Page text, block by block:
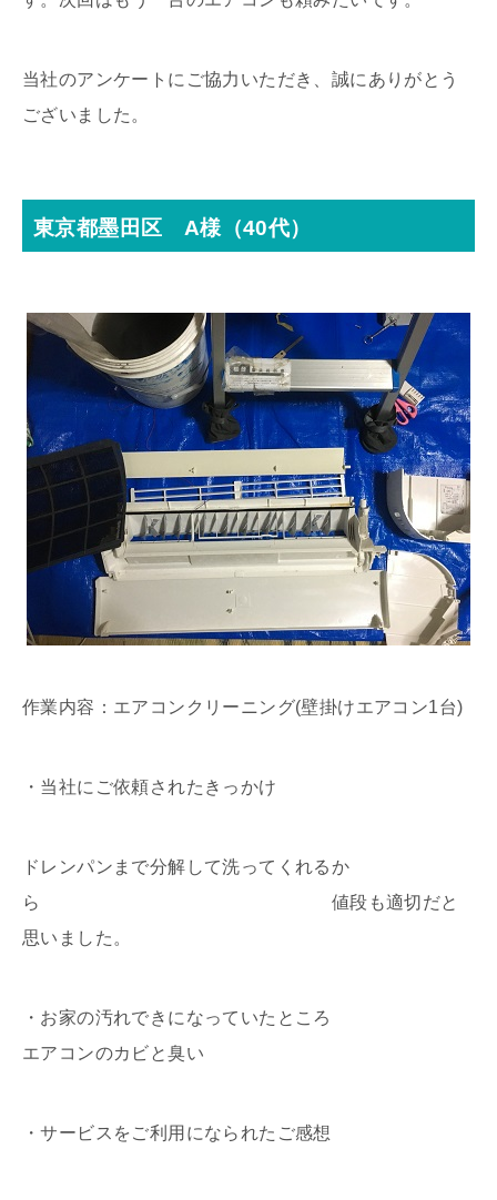
当社のアンケートにご協力いただき、誠にありがとう
ございました。
東京都墨田区 A様（40代）
作業内容：エアコンクリーニング(壁掛けエアコン1台)
・当社にご依頼されたきっかけ
ドレンパンまで分解して洗ってくれるか
ら 値段も適切だと
思いました。
・お家の汚れできになっていたところ
エアコンのカビと臭い
・サービスをご利用になられたご感想